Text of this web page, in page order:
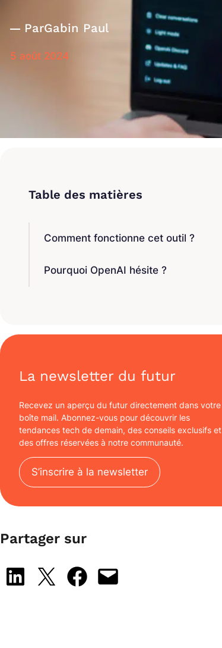
ParGabin Paul
5 août 2024
Comment fonctionne cet outil ?
Pourquoi OpenAI hésite ?
La newsletter du futur
Recevez un aperçu du futur directement dans votre
boîte mail. Abonnez-vous pour découvrir les
tendances tech de demain, des conseils exclusifs et
des offres réservées à notre communauté.
S’inscrire à la newsletter
Partager sur
Share on LinkedIn
Share on X Share on Facebook
Email this Page